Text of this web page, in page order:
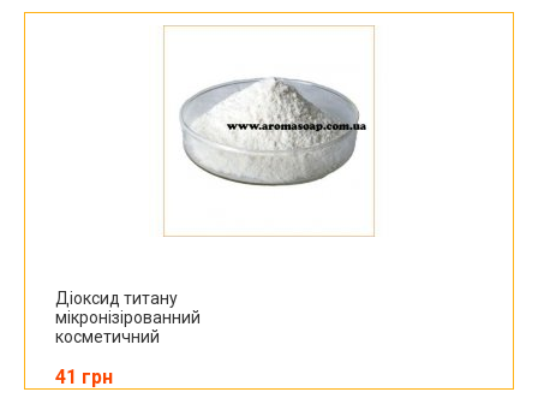
Діоксид титану
мікронізірованний
косметичний
41 грн